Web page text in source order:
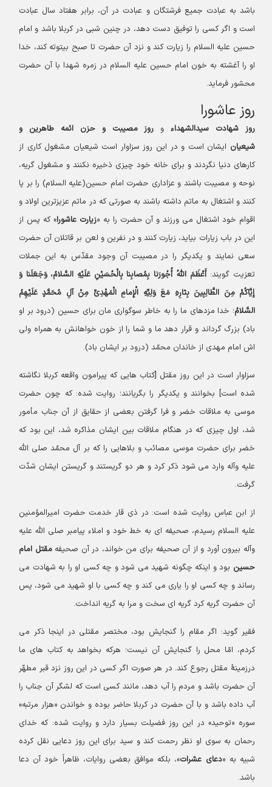
باشد به عبادت جمیع فرشتگان و عبادت در آن، برابر هفتاد سال عبادت
است و اگر کسی را توفیق دست دهد، در چنین شبی در کربلا باشد و امام
حسین علیه السلام را زیارت کند و نزد آن حضرت تا صبح بیتوته کند، خدا
او را آغشته به خون امام حسین علیه السلام در زمره شهدا با آن حضرت
محشور فرماید.
روز عاشورا
روز شهادت سیدالشهداءو روز مصیبت و حزن ائمه طاهرین و
شیعیانایشان است و در این روز سزاوار است شیعیان مشغول کاری از
کارهای دنیا نگردند و برای خانه خود چیزی ذخیره نکنند و مشغول گریه،
نوحه و مصیبت باشند و عزاداری حضرت امام حسین(علیه السلام) را بر پا
کنند و اشتغال به ماتم داشته باشند به صورتی که در ماتم عزیزترین اولاد و
اقوام خود اشتغال می ورزند و آن حضرت را به « زیارت عاشورا» که پس از
این در باب زیارات بیاید، زیارت کنند و در نفرین و لعن بر قاتلان آن حضرت
سعی نمایند و یکدیگر را در مصیبت آن وجود مقدّس به این جملات
تعزیت گویند:أَعْظَمَ اللّهُ أُجُورَنا بِمُصابِنا بِالْحُسَیْنِ عَلَیْهِ السَّلامُ، وَجَعَلَنا وَ
إِیَّاکُمْ مِنَ الطَّالِبِینَ بِثارِهِ مَعَ وَلِیِّهِ الْإِمامِ الْمَهْدِیِّ مِنْ آلِ مُحَمَّدٍ عَلَیْهِمُ
السَّلامُ؛ خدا مزدهای ما را به خاطر سوگواری مان برای حسین (درود بر او
باد) بزرگ گرداند و قرار دهد ما و شما را از خون خواهانش به همراه ولی
اش امام مهدی از خاندان محمّد (درود بر ایشان باد).
سزاوار است در این روز مقتل [کتاب هایی که پیرامون واقعه کربلا نگاشته
شده است] بخوانند و یکدیگر را بگریانند؛ روایت شده: که چون حضرت
موسی به ملاقات خضر و فرا گرفتن بعضی از حقایق از آن جناب مأمور
شد، اول چیزی که در هنگام ملاقات بین ایشان مذاکره شد، این بود که
خضر برای حضرت موسی مصائب و بلاهایی را که بر آل محمّد صلی الله
علیه وآله وارد می شود ذکر کرد و هر دو گریستند و گریستن ایشان شدّت
گرفت.
از ابن عباس روایت شده است: در ذی قار خدمت حضرت امیرالمؤمنین
علیه السلام رسیدم، صحیفه ای به خط خود و املاء پیامبر صلی الله علیه
وآله بیرون آورد و از آن صحیفه برای من خواند، در آن صحیفهمقتل امام
حسینبود و اینکه چگونه شهید می شود و چه کسی او را به شهادت می
رساند و چه کسی او را یاری می کند و چه کسی با او شهید می شود، پس
آن حضرت گریه کرد گریه ای سخت و مرا به گریه انداخت.
فقیر گوید: اگر مقام را گنجایش بود، مختصر مقتلی در اینجا ذکر می
کردم، امّا محل را گنجایش آن نیست؛ هرکه بخواهد به کتاب های ما
درزمینهٔ مقتل رجوع کند. در هر صورت اگر کسی در این روز نزد قبر مطهّر
آن حضرت باشد و مردم را آب دهد، مانند کسی است که لشگر آن جناب را
آب داده باشد و با آن حضرت در کربلا حاضر بوده و خواندن «هزار مرتبه»
سوره «توحید» در این روز فضیلت بسیار دارد و روایت شده: که خدای
رحمان به سوی او نظر رحمت کند و سید برای این روز دعایی نقل کرده
شبیه به « دعای عشرات»، بلکه موافق بعضی روایات، ظاهراً خود آن دعا
باشد.